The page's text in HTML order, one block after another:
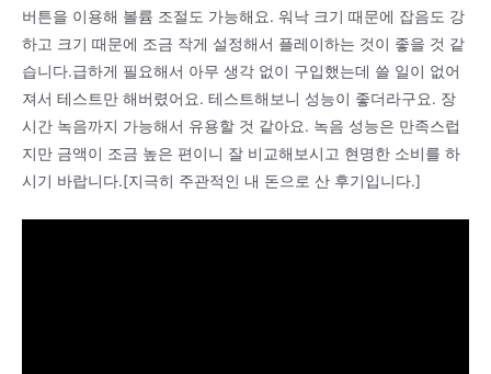
버튼을 이용해 볼륨 조절도 가능해요. 워낙 크기 때문에 잡음도 강
하고 크기 때문에 조금 작게 설정해서 플레이하는 것이 좋을 것 같
습니다.급하게 필요해서 아무 생각 없이 구입했는데 쓸 일이 없어
져서 테스트만 해버렸어요. 테스트해보니 성능이 좋더라구요. 장
시간 녹음까지 가능해서 유용할 것 같아요. 녹음 성능은 만족스럽
지만 금액이 조금 높은 편이니 잘 비교해보시고 현명한 소비를 하
시기 바랍니다.[지극히 주관적인 내 돈으로 산 후기입니다.]